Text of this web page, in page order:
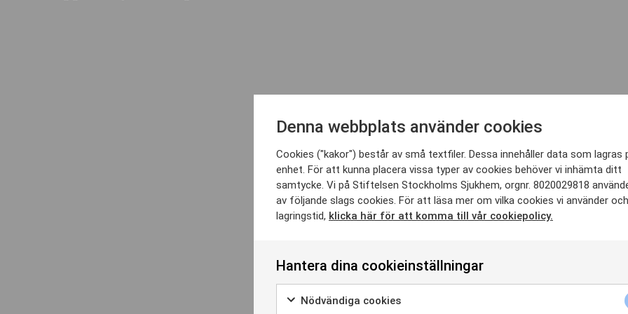
Denna webbplats använder cookies
Cookies ("kakor") består av små textfiler. Dessa innehåller data som lagras
enhet. För att kunna placera vissa typer av cookies behöver vi inhämta ditt
samtycke. Vi på Stiftelsen Stockholms Sjukhem, orgnr. 8020029818
av följande slags cookies. För att läsa mer om vilka cookies vi använder och
lagringstid, klicka här för att komma till vår cookiepolicy.
Hantera dina cookieinställningar
Nödvändiga cookies